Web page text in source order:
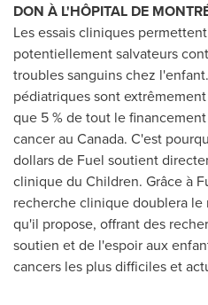
DON À L'HÔPITAL DE
Les essais cliniques
potentiellement salvateurs
troubles sanguins chez
pédiatriques sont
que 5 % de tout le
cancer au Canada. C'est
dollars de Fuel soutient
clinique du Children. Grâce à
recherche clinique doublera
qu'il propose, offrant des
soutien et de l'espoir aux
cancers les plus difficiles et